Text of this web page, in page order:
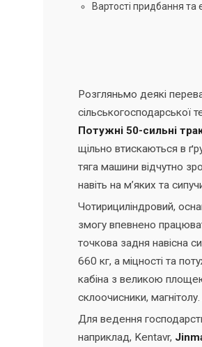
Вартості придбання та
Розгляньмо деякі
сільськогосподарської
Потужні 50-сильні
щільно втискаються в
тяга машини відчутно
навіть на м’яких та
Чотирициліндровий,
змогу впевнено
точкова задня навісна
660 кг, а міцності та
кабіна з великою площею
склоочисники,
Для ведення
наприклад, Kentavr,